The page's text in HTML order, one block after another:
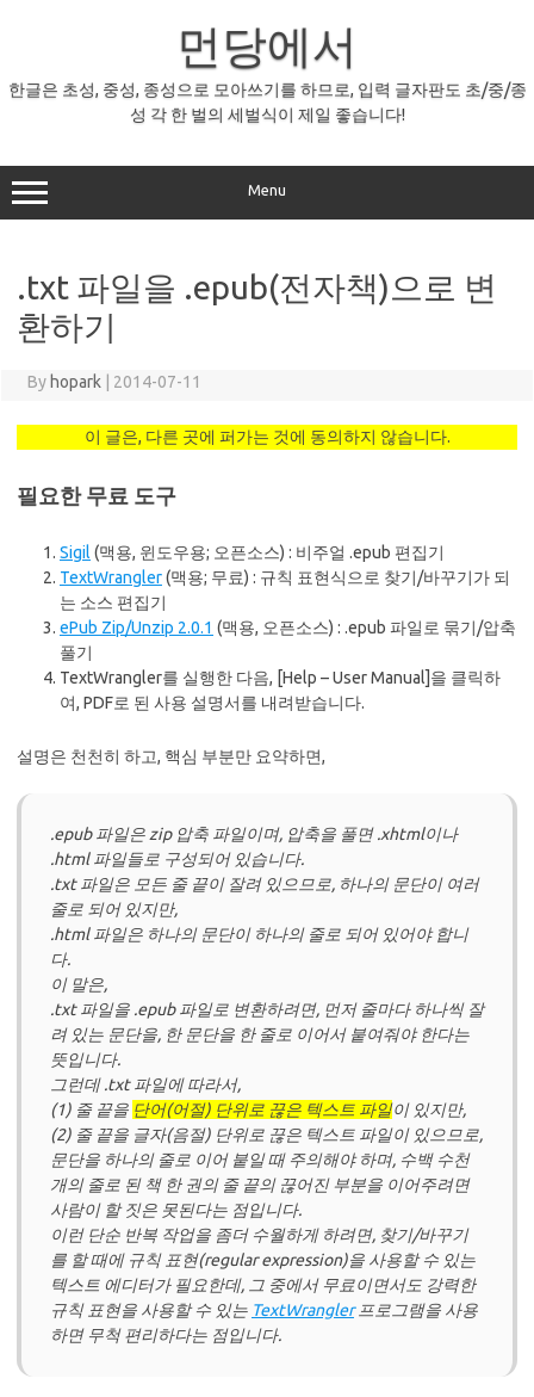
먼당에서
한글은 초성, 중성, 종성으로 모아쓰기를 하므로, 입력 글자판도 초/중/종
성 각 한 벌의 세벌식이 제일 좋습니다!
Menu
.txt 파일을 .epub(전자책)으로 변
환하기
By hopark 2014-07-11
이 글은, 다른 곳에 퍼가는 것에 동의하지 않습니다.
필요한 무료 도구
Sigil (맥용, 윈도우용; 오픈소스) : 비주얼 .epub 편집기
TextWrangler(맥용; 무료) : 규칙 표현식으로 찾기/바꾸기가 되
는 소스 편집기
ePub Zip/Unzip 2.0.1 (맥용, 오픈소스) : .epub 파일로 묶기/압축
풀기
TextWrangler를 실행한 다음, [Help – User Manual]을 클릭하
여, PDF로 된 사용 설명서를 내려받습니다.
설명은 천천히 하고, 핵심 부분만 요약하면,
.epub 파일은 zip 압축 파일이며, 압축을 풀면 .xhtml이나
.html 파일들로 구성되어 있습니다.
.txt 파일은 모든 줄 끝이 잘려 있으므로, 하나의 문단이 여러
줄로 되어 있지만,
.html 파일은 하나의 문단이 하나의 줄로 되어 있어야 합니
다.
이 말은,
.txt 파일을 .epub 파일로 변환하려면, 먼저 줄마다 하나씩 잘
려 있는 문단을, 한 문단을 한 줄로 이어서 붙여줘야 한다는
뜻입니다.
그런데 .txt 파일에 따라서,
(1) 줄 끝을 단어(어절) 단위로 끊은 텍스트 파일이 있지만,
(2) 줄 끝을 글자(음절) 단위로 끊은 텍스트 파일이 있으므로,
문단을 하나의 줄로 이어 붙일 때 주의해야 하며, 수백 수천
개의 줄로 된 책 한 권의 줄 끝의 끊어진 부분을 이어주려면
사람이 할 짓은 못된다는 점입니다.
이런 단순 반복 작업을 좀더 수월하게 하려면, 찾기/바꾸기
를 할 때에 규칙 표현(regular expression)을 사용할 수 있는
텍스트 에디터가 필요한데, 그 중에서 무료이면서도 강력한
규칙 표현을 사용할 수 있는 TextWrangler프로그램을 사용
하면 무척 편리하다는 점입니다.